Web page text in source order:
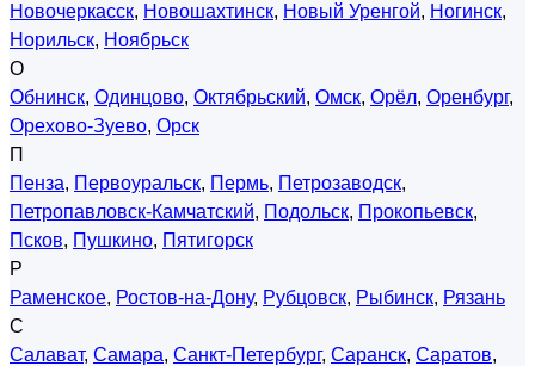
Новочеркасск, Новошахтинск, Новый Уренгой, Ногинск,
Норильск, Ноябрьск
О
Обнинск, Одинцово, Октябрьский, Омск, Орёл, Оренбург,
Орехово-Зуево, Орск
П
Пенза, Первоуральск, Пермь, Петрозаводск,
Петропавловск-Камчатский, Подольск, Прокопьевск,
Псков, Пушкино, Пятигорск
Р
Раменское, Ростов-на-Дону, Рубцовск, Рыбинск, Рязань
С
Салават, Самара, Санкт-Петербург, Саранск, Саратов,